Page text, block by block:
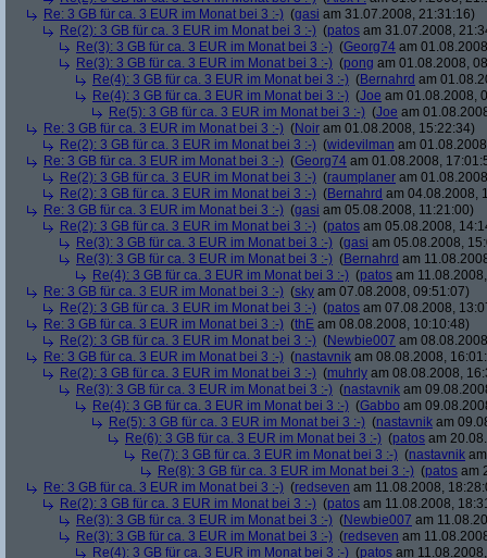
Re: 3 GB für ca. 3 EUR im Monat bei 3 :-) (gasi am 31.07.2008, 21:31:16)
Re(2): 3 GB für ca. 3 EUR im Monat bei 3 :-) (patos am 31.07.2008,
Re(3): 3 GB für ca. 3 EUR im Monat bei 3 :-) (Georg74 am
Re(3): 3 GB für ca. 3 EUR im Monat bei 3 :-) (pong am 01.08.2008,
Re(4): 3 GB für ca. 3 EUR im Monat bei 3 :-) (Bernahrd am
Re(4): 3 GB für ca. 3 EUR im Monat bei 3 :-) (Joe am 01.08.2008,
Re(5): 3 GB für ca. 3 EUR im Monat bei 3 :-) (Joe am
Re: 3 GB für ca. 3 EUR im Monat bei 3 :-) (Noir am 01.08.2008, 15:22:34)
Re(2): 3 GB für ca. 3 EUR im Monat bei 3 :-) (widevilman am
Re: 3 GB für ca. 3 EUR im Monat bei 3 :-) (Georg74 am 01.08.2008,
Re(2): 3 GB für ca. 3 EUR im Monat bei 3 :-) (raumplaner am
Re(2): 3 GB für ca. 3 EUR im Monat bei 3 :-) (Bernahrd am 04.08.2008,
Re: 3 GB für ca. 3 EUR im Monat bei 3 :-) (gasi am 05.08.2008, 11:21:00)
Re(2): 3 GB für ca. 3 EUR im Monat bei 3 :-) (patos am 05.08.2008,
Re(3): 3 GB für ca. 3 EUR im Monat bei 3 :-) (gasi am 05.08.2008,
Re(3): 3 GB für ca. 3 EUR im Monat bei 3 :-) (Bernahrd am
Re(4): 3 GB für ca. 3 EUR im Monat bei 3 :-) (patos am
Re: 3 GB für ca. 3 EUR im Monat bei 3 :-) (sky am 07.08.2008, 09:51:07)
Re(2): 3 GB für ca. 3 EUR im Monat bei 3 :-) (patos am 07.08.2008,
Re: 3 GB für ca. 3 EUR im Monat bei 3 :-) (thE am 08.08.2008, 10:10:48)
Re(2): 3 GB für ca. 3 EUR im Monat bei 3 :-) (Newbie007 am
Re: 3 GB für ca. 3 EUR im Monat bei 3 :-) (nastavnik am 08.08.2008,
Re(2): 3 GB für ca. 3 EUR im Monat bei 3 :-) (muhrly am 08.08.2008,
Re(3): 3 GB für ca. 3 EUR im Monat bei 3 :-) (nastavnik am
Re(4): 3 GB für ca. 3 EUR im Monat bei 3 :-) (Gabbo am
Re(5): 3 GB für ca. 3 EUR im Monat bei 3 :-) (nastavnik am
Re(6): 3 GB für ca. 3 EUR im Monat bei 3 :-) (patos am
Re(7): 3 GB für ca. 3 EUR im Monat bei 3 :-) (nastavnik
Re(8): 3 GB für ca. 3 EUR im Monat bei 3 :-) (patos am
Re: 3 GB für ca. 3 EUR im Monat bei 3 :-) (redseven am 11.08.2008,
Re(2): 3 GB für ca. 3 EUR im Monat bei 3 :-) (patos am 11.08.2008,
Re(3): 3 GB für ca. 3 EUR im Monat bei 3 :-) (Newbie007 am
Re(3): 3 GB für ca. 3 EUR im Monat bei 3 :-) (redseven am
Re(4): 3 GB für ca. 3 EUR im Monat bei 3 :-) (patos am